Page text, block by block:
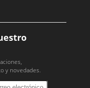
y novedades.